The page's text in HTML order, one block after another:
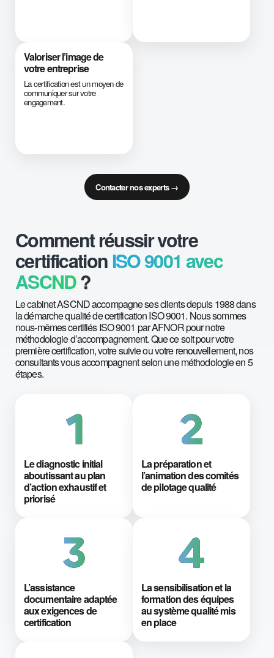
Valoriser l’image de
votre entreprise
La certification est un moyen de
communiquer sur votre
engagement.
Contacter nos experts →
Comment réussir votre
certification ISO 9001 avec
ASCND?
Le cabinet ASCND accompagne ses clients depuis 1988 dans
la démarche qualité de certification ISO 9001. Nous sommes
nous-mêmes certifiés ISO 9001 par AFNOR pour notre
méthodologie d’accompagnement. Que ce soit pour votre
première certification, votre suivie ou votre renouvellement, nos
consultants vous accompagnent selon une méthodologie en 5
étapes.
Le diagnostic initial
aboutissant au plan
d’action exhaustif et
priorisé
La préparation et
l’animation des comités
de pilotage qualité
L’assistance
documentaire adaptée
aux exigences de
certification
La sensibilisation et la
formation des équipes
au système qualité mis
en place